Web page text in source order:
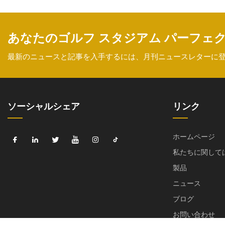
あなたのゴルフ スタジアム パーフェ
最新のニュースと記事を入手するには、月刊ニュースレターに
ソーシャルシェア リンク
ホームページ
私たちに関して
製品
ニュース
ブログ
お問い合わせ